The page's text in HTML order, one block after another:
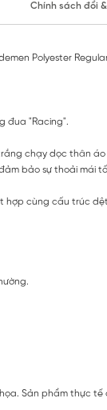
Chính sách đổi
Polyester
đua "Racing".
chạy dọc thân
bảo sự thoải mái
hợp cùng cấu trúc
Sản phẩm thực